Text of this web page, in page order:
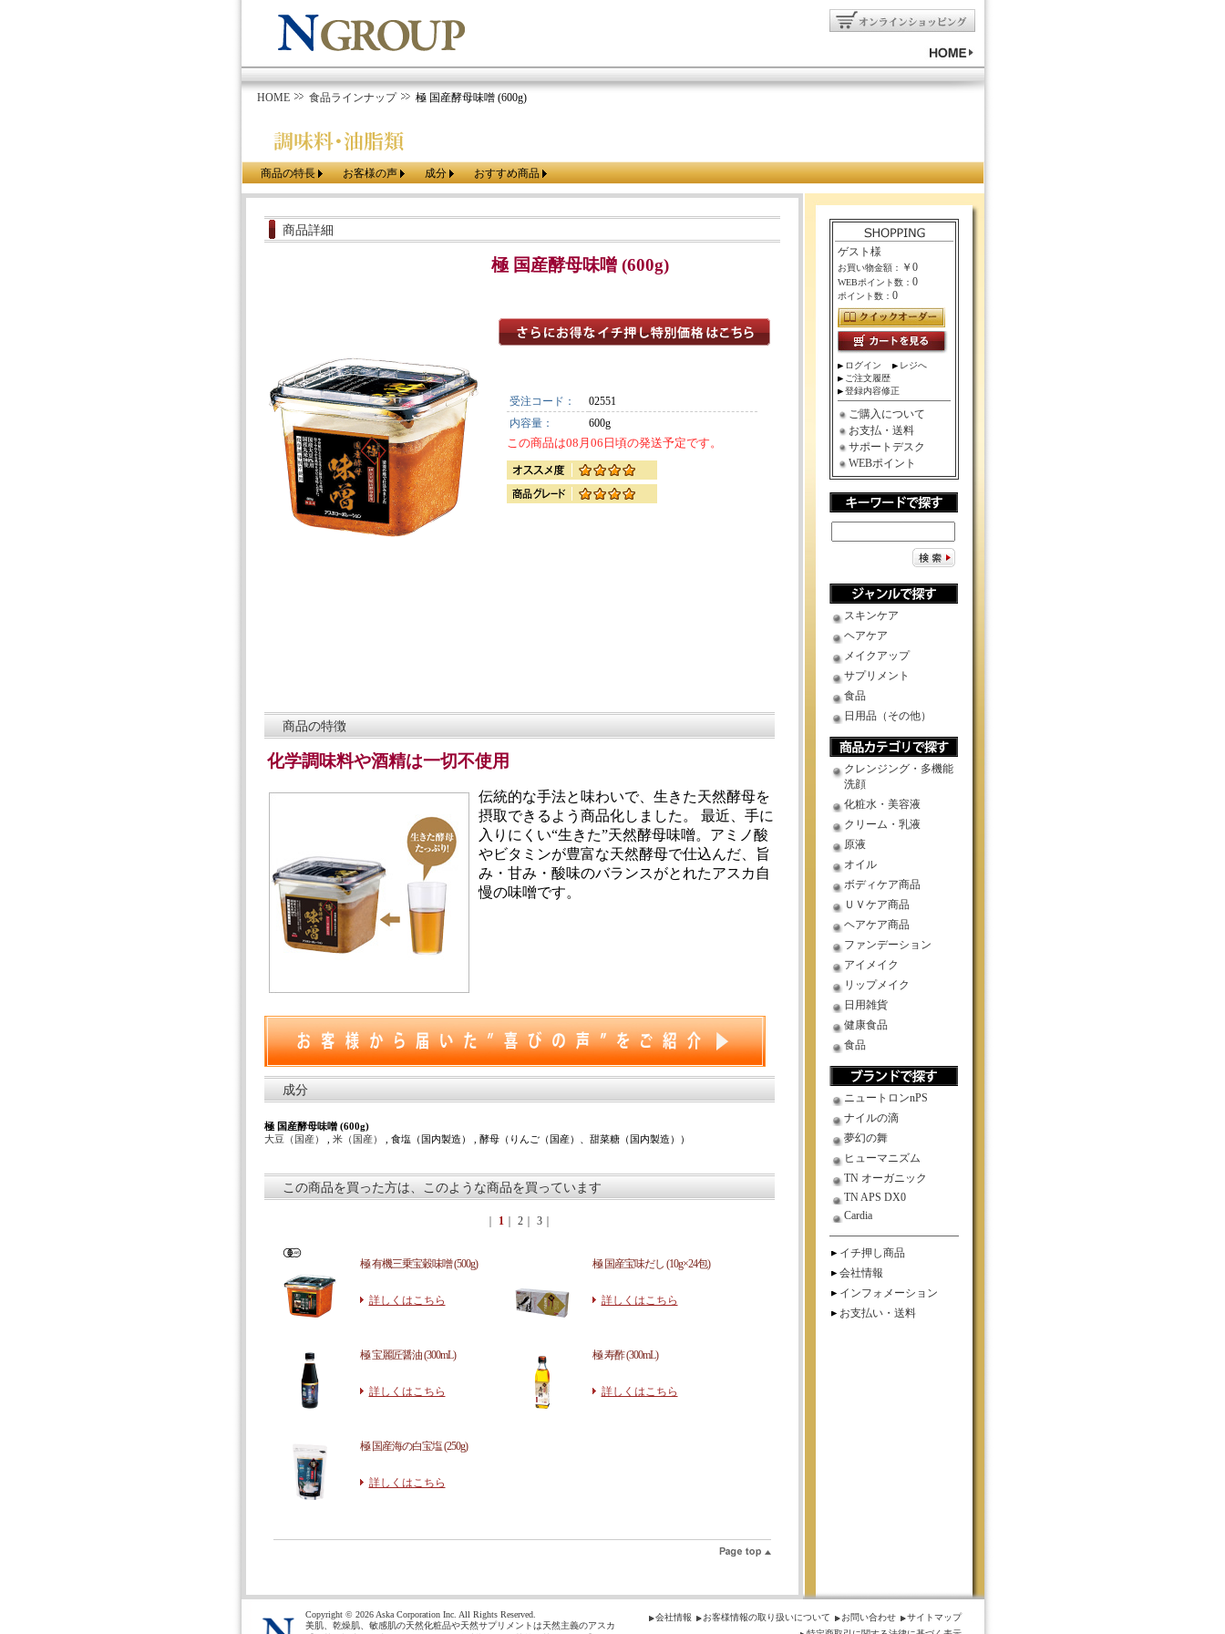
HOME 食品ラインナップ 極 国産酵母味噌 (600g)
商品の特長 お客様の声 成分 おすすめ商品
商品詳細
極 国産酵母味噌 (600g)
受注コード：
02551
内容量：
600g
この商品は08月06日頃の発送予定です。
商品の特徴
化学調味料や酒精は一切不使用
伝統的な手法と味わいで、生きた天然酵母を
摂取できるよう商品化しました。 最近、手に
入りにくい“生きた”天然酵母味噌。アミノ酸
やビタミンが豊富な天然酵母で仕込んだ、旨
み・甘み・酸味のバランスがとれたアスカ自
慢の味噌です。
成分
極 国産酵母味噌 (600g)
大豆（国産）
米（国産） , 食塩（国内製造） , 酵母（りんご（国産）、甜菜糖（国内製造））
この商品を買った方は、このような商品を買っています
1 2 3
極 有機三乗宝穀味噌 (500g)
詳しくはこちら
極 国産宝味だし (10g×24包)
詳しくはこちら
極 宝麗匠醤油 (300mL)
詳しくはこちら
極 寿酢 (300mL)
詳しくはこちら
極 国産海の白宝塩 (250g)
詳しくはこちら
ゲスト様
お買い物金額： ￥0
WEBポイント数： 0
ポイント数： 0
ログイン
レジへ
ご注文履歴
登録内容修正
ご購入について
お支払・送料
サポートデスク
WEBポイント
スキンケア
ヘアケア
メイクアップ
サプリメント
食品
日用品（その他）
クレンジング・多機能
洗顔
化粧水・美容液
クリーム・乳液
原液
オイル
ボディケア商品
ＵＶケア商品
ヘアケア商品
ファンデーション
アイメイク
リップメイク
日用雑貨
健康食品
食品
ニュートロンnPS
ナイルの滴
夢幻の舞
ヒューマニズム
TN オーガニック
TN APS DX0
Cardia
イチ押し商品
会社情報
インフォメーション
お支払い・送料
サイトマップ
お問い合わせ
お客様情報の取り扱いについて
会社情報
Copyright © 2026 Aska Corporation Inc. All Rights Reserved.
美肌、乾燥肌、敏感肌の天然化粧品や天然サプリメントは天然主義のアスカ